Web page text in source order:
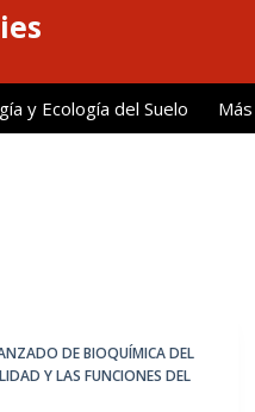
y Ecología del Suelo Más
DE BIOQUÍMICA DEL
Y LAS FUNCIONES DEL